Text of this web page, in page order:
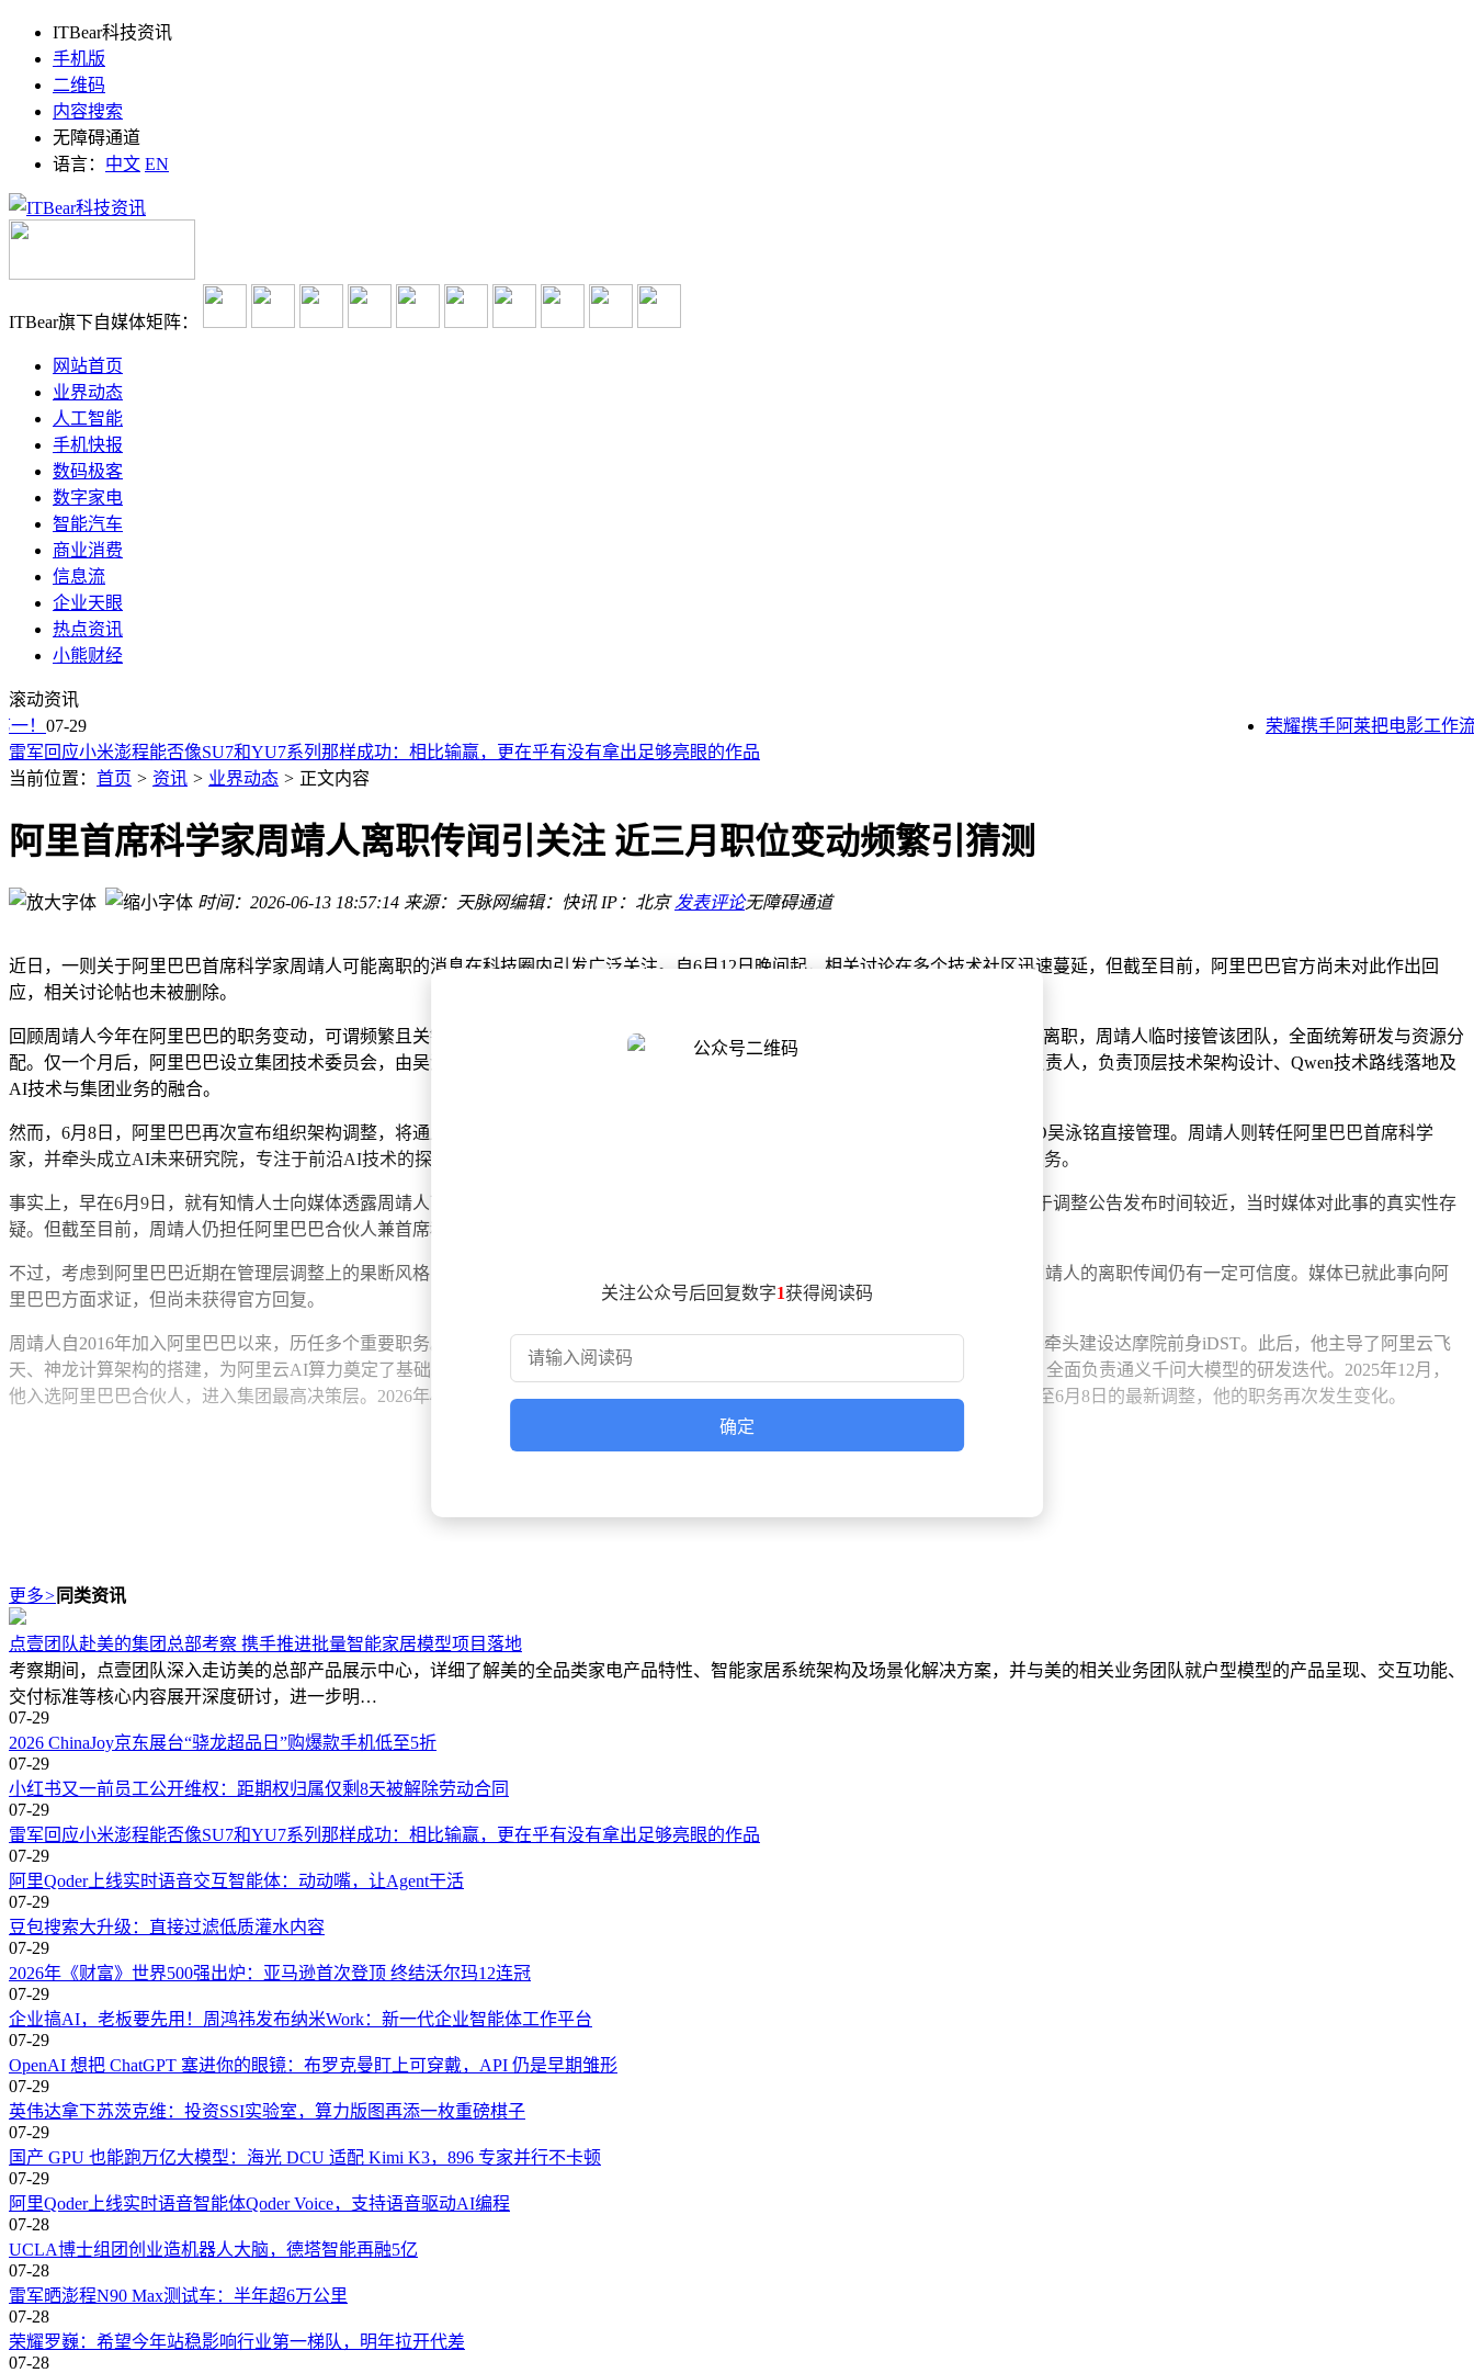
ITBear科技资讯
手机版
二维码
内容搜索
无障碍通道
语言： 中文 EN
ITBear旗下自媒体矩阵：
网站首页
业界动态
人工智能
手机快报
数码极客
数字家电
智能汽车
商业消费
信息流
企业天眼
热点资讯
小熊财经
滚动资讯
！07-29 荣耀携手阿莱把电影工作流
2026 ChinaJoy京东展台“骁龙超品日”购爆款手机低至5折
小红书又一前员工公开维权：距期权归属仅剩8天被解除劳动合同
雷军回应小米澎程能否像SU7和YU7系列那样成功：相比输赢，更在乎有没有拿出足够亮眼的作品
阿里Qoder上线实时语音交互智能体：动动嘴，让Agent干活
2026年《财富》世界500强出炉：亚马逊首次登顶 终结沃尔玛12连冠
企业搞AI，老板要先用！周鸿祎发布纳米Work：新一代企业智能体工作平台
OpenAI 想把 ChatGPT 塞进你的眼镜：布罗克曼盯上可穿戴，API 仍是早期雏形
英伟达拿下苏茨克维：投资SSI实验室，算力版图再添一枚重磅棋子
2026 ChinaJoy京东展台“骁龙超品日”购爆款手机低至5折
当前位置： 首页 > 资讯 > 业界动态 > 正文内容
阿里首席科学家周靖人离职传闻引关注 近三月职位变动频繁引猜测
时间：2026-06-13 18:57:14 来源：天脉网编辑：快讯 IP：北京 发表评论无障碍通道
近日，一则关于阿里巴巴首席科学家周靖人可能离职的消息在科技圈内引发广泛关注。自6月12日晚间起，相关讨论在多个技术社区迅速蔓延，但截至目前，阿里巴巴官方尚未对此作出回
应，相关讨论帖也未被删除。
回顾周靖人今年在阿里巴巴的职务变动，可谓频繁且关键。3月初，因阿里千问（Qwen）技术团队架构调整引发分歧，原负责人林俊旸离职，周靖人临时接管该团队，全面统筹研发与资源分
配。仅一个月后，阿里巴巴设立集团技术委员会，由吴泳铭担任组长，周靖人则出任集团首席AI架构师，同时兼任通义大模型事业部负责人，负责顶层技术架构设计、Qwen技术路线落地及
AI技术与集团业务的融合。
然而，6月8日，阿里巴巴再次宣布组织架构调整，将通义大模型事业部与未来生活实验室合并，成立Token Foundry事业部，由集团CEO吴泳铭直接管理。周靖人则转任阿里巴巴首席科学
家，并牵头成立AI未来研究院，专注于前沿AI技术的探索。这一变动被部分行业人士解读为“明升暗降”，认为其不再掌握实权和具体业务。
事实上，早在6月9日，就有知情人士向媒体透露周靖人可能离职的消息。爆料内容与8日的组织调整高度吻合，仅新增了离职传闻。由于调整公告发布时间较近，当时媒体对此事的真实性存
疑。但截至目前，周靖人仍担任阿里巴巴合伙人兼首席科学家，离职传闻尚未得到证实。
不过，考虑到阿里巴巴近期在管理层调整上的果断风格，例如此前钉钉CEO无招因管理问题被迅速替换，结合多方信源的交叉印证，周靖人的离职传闻仍有一定可信度。媒体已就此事向阿
里巴巴方面求证，但尚未获得官方回复。
周靖人自2016年加入阿里巴巴以来，历任多个重要职务。他最初担任阿里云首席科学家，负责搜索、推荐、广告及大数据智能体系，并牵头建设达摩院前身iDST。此后，他主导了阿里云飞
天、神龙计算架构的搭建，为阿里云AI算力奠定了基础。2022年底，他升任阿里云智能CTO，兼任达摩院副院长及通义实验室负责人，全面负责通义千问大模型的研发迭代。2025年12月，
他入选阿里巴巴合伙人，进入集团最高决策层。2026年4月，他卸任阿里云CTO，转任集团首席AI架构师，掌管通义大模型事业部。直至6月8日的最新调整，他的职务再次发生变化。
关注公众号后回复数字1获得阅读码
确定
更多> 同类资讯
点壹团队赴美的集团总部考察 携手推进批量智能家居模型项目落地
考察期间，点壹团队深入走访美的总部产品展示中心，详细了解美的全品类家电产品特性、智能家居系统架构及场景化解决方案，并与美的相关业务团队就户型模型的产品呈现、交互功能、
交付标准等核心内容展开深度研讨，进一步明…
07-29
2026 ChinaJoy京东展台“骁龙超品日”购爆款手机低至5折
07-29
小红书又一前员工公开维权：距期权归属仅剩8天被解除劳动合同
07-29
雷军回应小米澎程能否像SU7和YU7系列那样成功：相比输赢，更在乎有没有拿出足够亮眼的作品
07-29
阿里Qoder上线实时语音交互智能体：动动嘴，让Agent干活
07-29
豆包搜索大升级：直接过滤低质灌水内容
07-29
2026年《财富》世界500强出炉：亚马逊首次登顶 终结沃尔玛12连冠
07-29
企业搞AI，老板要先用！周鸿祎发布纳米Work：新一代企业智能体工作平台
07-29
OpenAI 想把 ChatGPT 塞进你的眼镜：布罗克曼盯上可穿戴，API 仍是早期雏形
07-29
英伟达拿下苏茨克维：投资SSI实验室，算力版图再添一枚重磅棋子
07-29
国产 GPU 也能跑万亿大模型：海光 DCU 适配 Kimi K3，896 专家并行不卡顿
07-29
阿里Qoder上线实时语音智能体Qoder Voice，支持语音驱动AI编程
07-28
UCLA博士组团创业造机器人大脑，德塔智能再融5亿
07-28
雷军晒澎程N90 Max测试车：半年超6万公里
07-28
荣耀罗巍：希望今年站稳影响行业第一梯队，明年拉开代差
07-28